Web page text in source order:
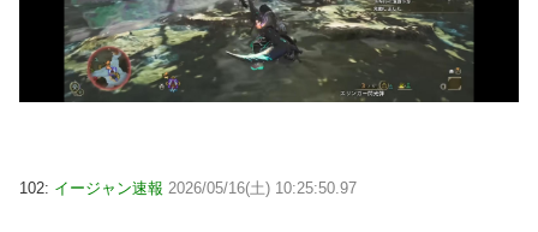
102: イージャン速報 2026/05/16(土) 10:25:50.97